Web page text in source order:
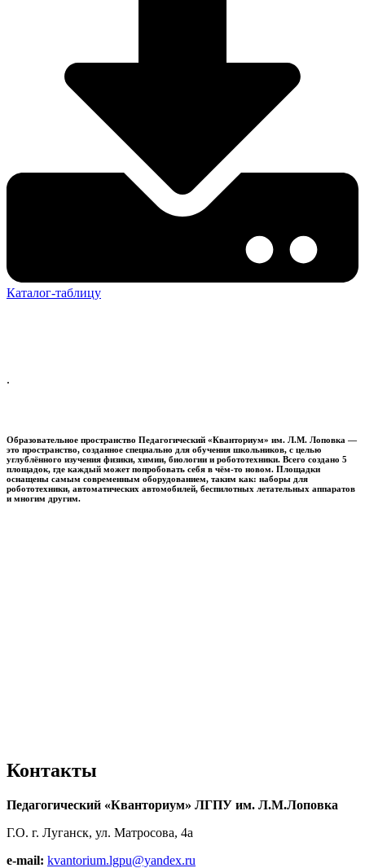
Каталог-таблицу
.
Образовательное пространство Педагогический «Кванториум» им. Л.М. Лоповка —
это пространство, созданное специально для обучения школьников, с целью
углублённого изучения физики, химии, биологии и робототехники. Всего создано 5
площадок, где каждый может попробовать себя в чём-то новом. Площадки
оснащены самым современным оборудованием, таким как: наборы для
робототехники, автоматических автомобилей, беспилотных летательных аппаратов
и многим другим.
Контакты
Педагогический «Кванториум» ЛГПУ им. Л.М.Лоповка
Г.О. г. Луганск, ул. Матросова, 4а
e-mail: kvantorium.lgpu@yandex.ru